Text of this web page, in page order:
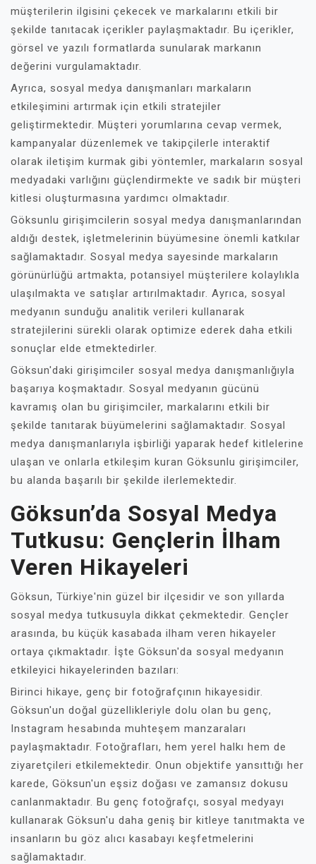
müşterilerin ilgisini çekecek ve markalarını etkili bir
şekilde tanıtacak içerikler paylaşmaktadır. Bu içerikler,
görsel ve yazılı formatlarda sunularak markanın
değerini vurgulamaktadır.
Ayrıca, sosyal medya danışmanları markaların
etkileşimini artırmak için etkili stratejiler
geliştirmektedir. Müşteri yorumlarına cevap vermek,
kampanyalar düzenlemek ve takipçilerle interaktif
olarak iletişim kurmak gibi yöntemler, markaların sosyal
medyadaki varlığını güçlendirmekte ve sadık bir müşteri
kitlesi oluşturmasına yardımcı olmaktadır.
Göksunlu girişimcilerin sosyal medya danışmanlarından
aldığı destek, işletmelerinin büyümesine önemli katkılar
sağlamaktadır. Sosyal medya sayesinde markaların
görünürlüğü artmakta, potansiyel müşterilere kolaylıkla
ulaşılmakta ve satışlar artırılmaktadır. Ayrıca, sosyal
medyanın sunduğu analitik verileri kullanarak
stratejilerini sürekli olarak optimize ederek daha etkili
sonuçlar elde etmektedirler.
Göksun'daki girişimciler sosyal medya danışmanlığıyla
başarıya koşmaktadır. Sosyal medyanın gücünü
kavramış olan bu girişimciler, markalarını etkili bir
şekilde tanıtarak büyümelerini sağlamaktadır. Sosyal
medya danışmanlarıyla işbirliği yaparak hedef kitlelerine
ulaşan ve onlarla etkileşim kuran Göksunlu girişimciler,
bu alanda başarılı bir şekilde ilerlemektedir.
Göksun’da Sosyal Medya
Tutkusu: Gençlerin İlham
Veren Hikayeleri
Göksun, Türkiye'nin güzel bir ilçesidir ve son yıllarda
sosyal medya tutkusuyla dikkat çekmektedir. Gençler
arasında, bu küçük kasabada ilham veren hikayeler
ortaya çıkmaktadır. İşte Göksun'da sosyal medyanın
etkileyici hikayelerinden bazıları:
Birinci hikaye, genç bir fotoğrafçının hikayesidir.
Göksun'un doğal güzellikleriyle dolu olan bu genç,
Instagram hesabında muhteşem manzaraları
paylaşmaktadır. Fotoğrafları, hem yerel halkı hem de
ziyaretçileri etkilemektedir. Onun objektife yansıttığı her
karede, Göksun'un eşsiz doğası ve zamansız dokusu
canlanmaktadır. Bu genç fotoğrafçı, sosyal medyayı
kullanarak Göksun'u daha geniş bir kitleye tanıtmakta ve
insanların bu göz alıcı kasabayı keşfetmelerini
sağlamaktadır.